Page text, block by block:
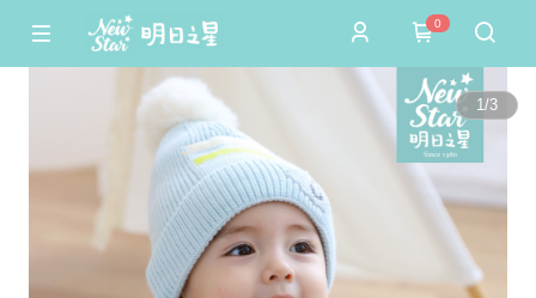
0
1/3